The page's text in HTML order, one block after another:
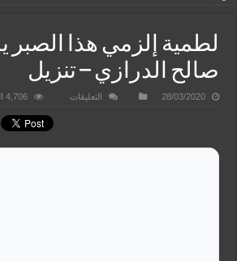
لطمية إلزمي هذا الصبر
صالح الدرازي – تنزيل
28/03/2020 التعليقات
إلزمي
يا
4,706 الزيارات